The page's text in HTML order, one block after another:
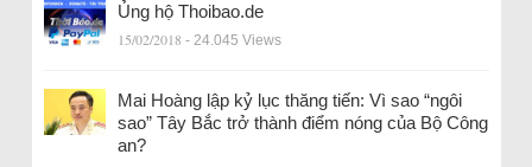
Ủng hộ Thoibao.de
15/02/2018 - 24.045 Views
Mai Hoàng lập kỷ lục thăng tiến: Vì sao “ngôi
sao” Tây Bắc trở thành điểm nóng của Bộ Công
an?